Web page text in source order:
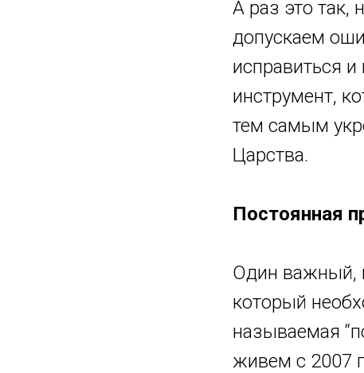
А раз это так,
допускаем
исправиться
инструмент,
тем самым
Царства.
Постоянная
Один важный,
который
называемая
живем с 2007